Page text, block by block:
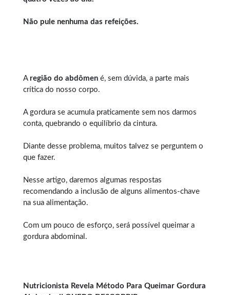
Não pule nenhuma das refeições.
A região do abdômen é, sem dúvida, a parte mais
crítica do nosso corpo.
A gordura se acumula praticamente sem nos darmos
conta, quebrando o equilíbrio da cintura.
Diante desse problema, muitos talvez se perguntem o
que fazer.
Nesse artigo, daremos algumas respostas
recomendando a inclusão de alguns alimentos-chave
na sua alimentação.
Com um pouco de esforço, será possível queimar a
gordura abdominal.
Nutricionista Revela Método Para Queimar Gordura